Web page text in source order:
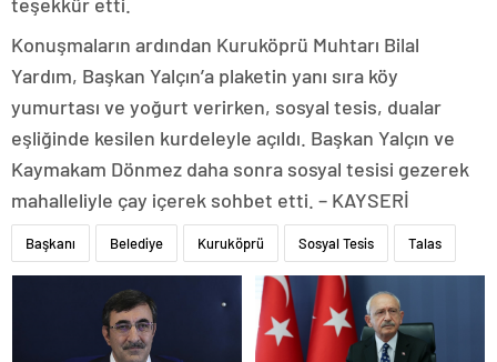
Konuşmaların ardından Kuruköprü Muhtarı Bilal
Yardım, Başkan Yalçın’a plaketin yanı sıra köy
yumurtası ve yoğurt verirken, sosyal tesis, dualar
eşliğinde kesilen kurdeleyle açıldı. Başkan Yalçın ve
Kaymakam Dönmez daha sonra sosyal tesisi gezerek
mahalleliyle çay içerek sohbet etti. – KAYSERİ
Başkanı Belediye Kuruköprü Sosyal Tesis Talas